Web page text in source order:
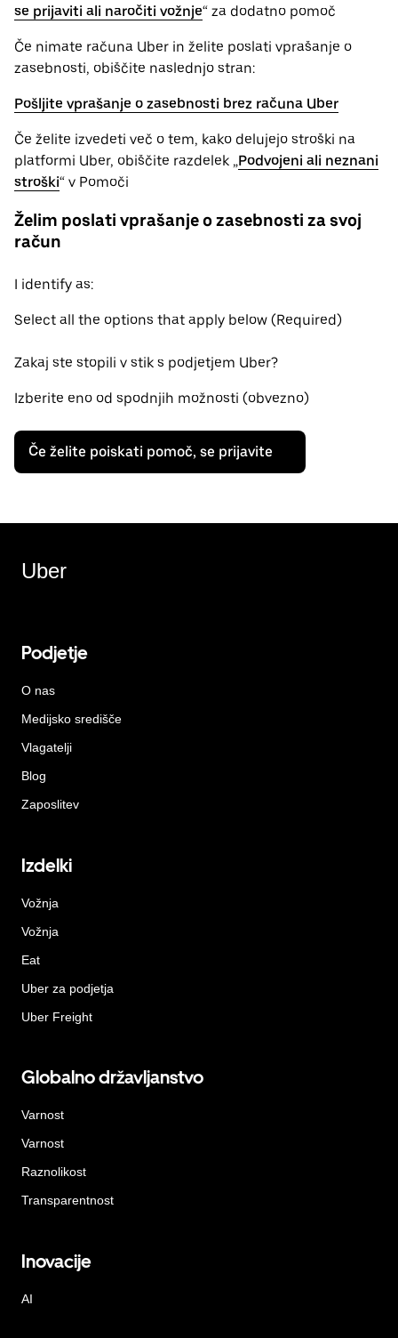
se prijaviti ali naročiti vožnje“ za dodatno pomoč
Če nimate računa Uber in želite poslati vprašanje o
zasebnosti, obiščite naslednjo stran:
Pošljite vprašanje o zasebnosti brez računa Uber
Če želite izvedeti več o tem, kako delujejo stroški na
platformi Uber, obiščite razdelek „Podvojeni ali neznani
stroški“ v Pomoči
Želim poslati vprašanje o zasebnosti za svoj
račun
I identify as:
Select all the options that apply below (Required)
Zakaj ste stopili v stik s podjetjem Uber?
Izberite eno od spodnjih možnosti (obvezno)
Če želite poiskati pomoč, se prijavite
Uber
Podjetje
O nas
Medijsko središče
Vlagatelji
Blog
Zaposlitev
Izdelki
Vožnja
Vožnja
Eat
Uber za podjetja
Uber Freight
Globalno državljanstvo
Varnost
Varnost
Raznolikost
Transparentnost
Inovacije
AI